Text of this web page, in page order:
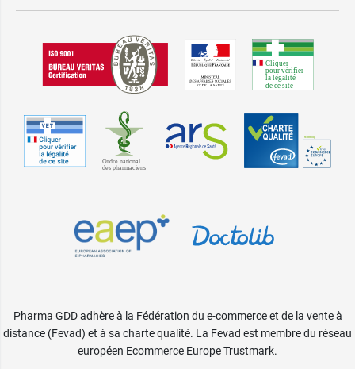
Pharma GDD adhère à la Fédération du e-commerce et de la vente à
distance (Fevad) et à sa charte qualité. La Fevad est membre du réseau
européen Ecommerce Europe Trustmark.